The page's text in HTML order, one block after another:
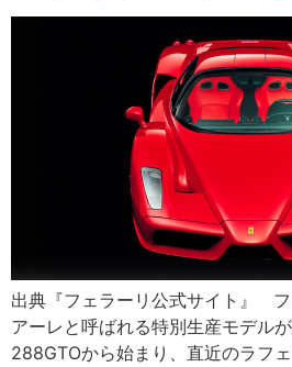
出典『フェラーリ公式サイト』
アーレと呼ばれる特別生産モデル
288GTOから始まり、直近のラフ